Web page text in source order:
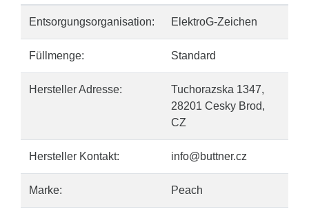
Entsorgungsorganisation: ElektroG-Zeichen
Füllmenge: Standard
Hersteller Adresse:
Tuchorazska 1347,
28201 Cesky Brod,
CZ
Hersteller Kontakt: info@buttner.cz
Marke: Peach